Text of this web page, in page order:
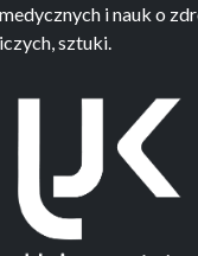
i nauk o
sztuki.